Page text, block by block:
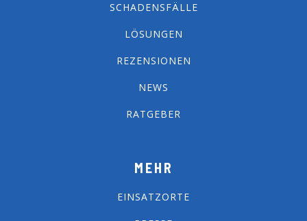
SCHADENSFÄLLE
LÖSUNGEN
REZENSIONEN
NEWS
RATGEBER
MEHR
EINSATZORTE